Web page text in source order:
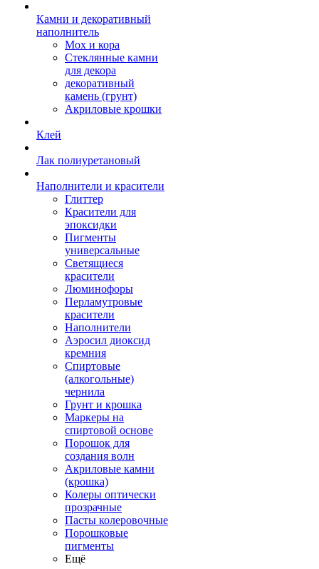
Камни и декоративный
наполнитель
Мох и кора
Стеклянные камни
для декора
декоративный
камень (грунт)
Акриловые крошки
Клей
Лак полиуретановый
Наполнители и красители
Глиттер
Красители для
эпоксидки
Пигменты
универсальные
Светящиеся
красители
Люминофоры
Перламутровые
красители
Наполнители
Аэросил диоксид
кремния
Спиртовые
(алкогольные)
чернила
Грунт и крошка
Маркеры на
спиртовой основе
Порошок для
создания волн
Акриловые камни
(крошка)
Колеры оптически
прозрачные
Пасты колеровочные
Порошковые
пигменты
Ещё